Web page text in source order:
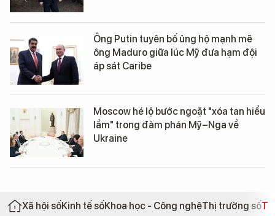
Ông Putin tuyên bố ủng hộ mạnh mẽ
ông Maduro giữa lúc Mỹ đưa hạm đội
áp sát Caribe
Moscow hé lộ bước ngoặt "xóa tan hiểu
lầm" trong đàm phán Mỹ–Nga về
Ukraine
Xã hội sốKinh tế sốKhoa học - Công nghệThị trường số